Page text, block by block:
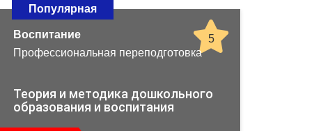
Популярная
5
Воспитание
Профессиональная переподготовка
Теория и методика дошкольного
образования и воспитания